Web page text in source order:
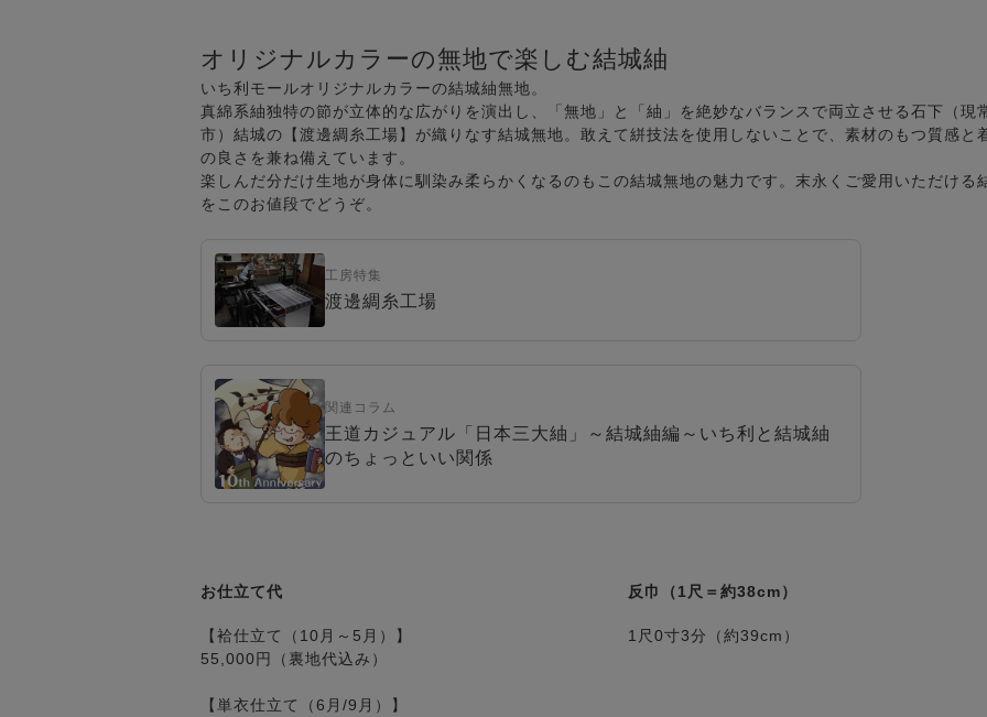
オリジナルカラーの無地で楽しむ結城紬
いち利モールオリジナルカラーの結城紬無地。
真綿系紬独特の節が立体的な広がりを演出し、「無地」と「紬」を絶妙なバランスで両立させる石下（現
市）結城の【渡邊綢糸工場】が織りなす結城無地。敢えて絣技法を使用しないことで、素材のもつ質感と
の良さを兼ね備えています。
楽しんだ分だけ生地が身体に馴染み柔らかくなるのもこの結城無地の魅力です。末永くご愛用いただける
をこのお値段でどうぞ。
工房特集
渡邊綢糸工場
関連コラム
王道カジュアル「日本三大紬」～結城紬編～いち利と結城紬
のちょっといい関係
お仕立て代
【袷仕立て（10月～5月）】
55,000円（裏地代込み）
【単衣仕立て（6月/9月）】
反巾（1尺＝約38cm）
1尺0寸3分（約39cm）